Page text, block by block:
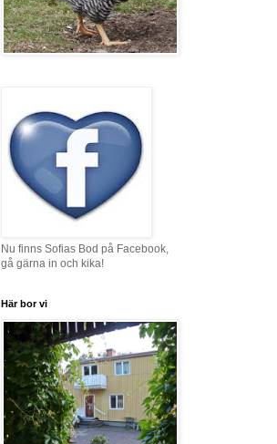
Nu finns Sofias Bod på Facebook,
gå gärna in och kika!
Här bor vi